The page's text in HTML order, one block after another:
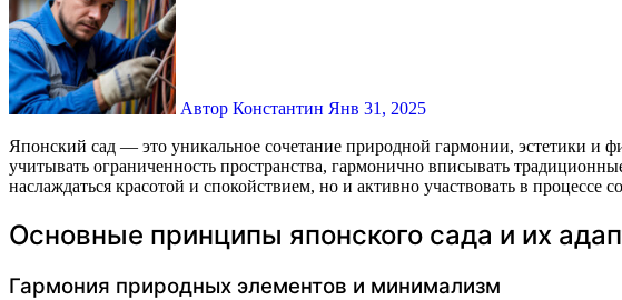
Автор Константин Янв 31, 2025
Японский сад — это уникальное сочетание природной гармонии, эстетики и философии. Создание такого сада на небольшом приусадебном участке представляет особую задачу: необходимо
учитывать ограниченность пространства, гармонично вписывать
наслаждаться красотой и спокойствием, но и активно участвовать в
Основные принципы японского сада и их
Гармония природных элементов и минимализм